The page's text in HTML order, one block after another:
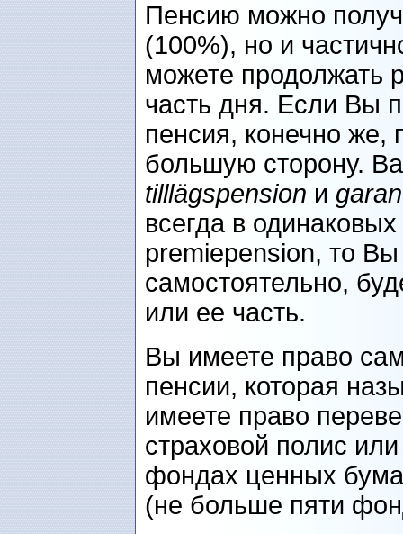
Пенсию можно
(100%), но и
можете продолжать
часть дня. Если Вы
пенсия, конечно же,
большую сторону.
tilllägspension и
всегда в
premiepension, то
самостоятельно,
или ее часть.
Вы имеете право
пенсии, которая
имеете право
страховой полис
фондах ценных
(не больше пяти